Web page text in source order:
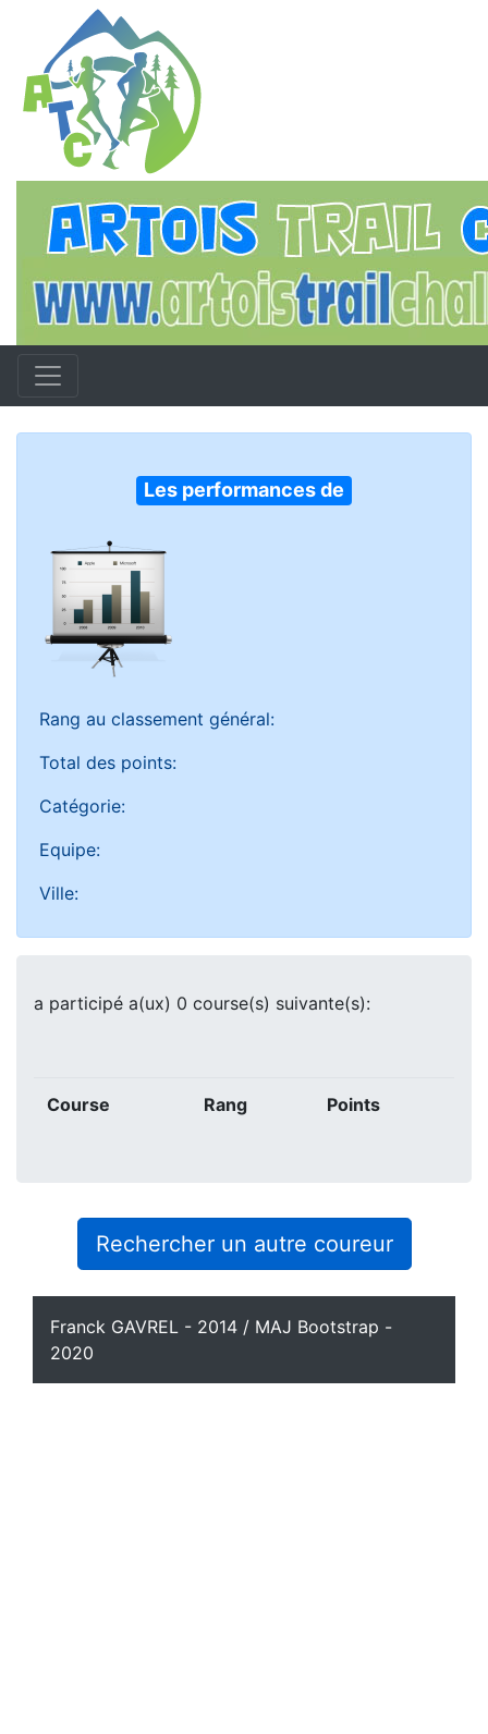
Les performances de
Rang au classement général:
Total des points:
Catégorie:
Equipe:
Ville:
a participé a(ux) 0 course(s) suivante(s):
Course Rang Points
Rechercher un autre coureur
Franck GAVREL - 2014 / MAJ Bootstrap -
2020